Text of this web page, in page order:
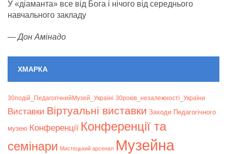
У «діаманта» все від Бога і нічого від середнього
навчального закладу
—Дон Амінадо
ХМАРКА
30подій_ПедагогічнийМузей_Україні 30років_незалежності_України
Bиставки Віртуальні виставки Заходи Педагогічного
музею Конференції Конференції та
семінари Мистецький арсенал Музейна